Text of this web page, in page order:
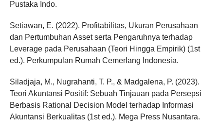
Pustaka Indo.
Setiawan, E. (2022). Profitabilitas, Ukuran Perusahaan
dan Pertumbuhan Asset serta Pengaruhnya terhadap
Leverage pada Perusahaan (Teori Hingga Empirik) (1st
ed.). Perkumpulan Rumah Cemerlang Indonesia.
Siladjaja, M., Nugrahanti, T. P., & Madgalena, P. (2023).
Teori Akuntansi Positif: Sebuah Tinjauan pada Persepsi
Berbasis Rational Decision Model terhadap Informasi
Akuntansi Berkualitas (1st ed.). Mega Press Nusantara.